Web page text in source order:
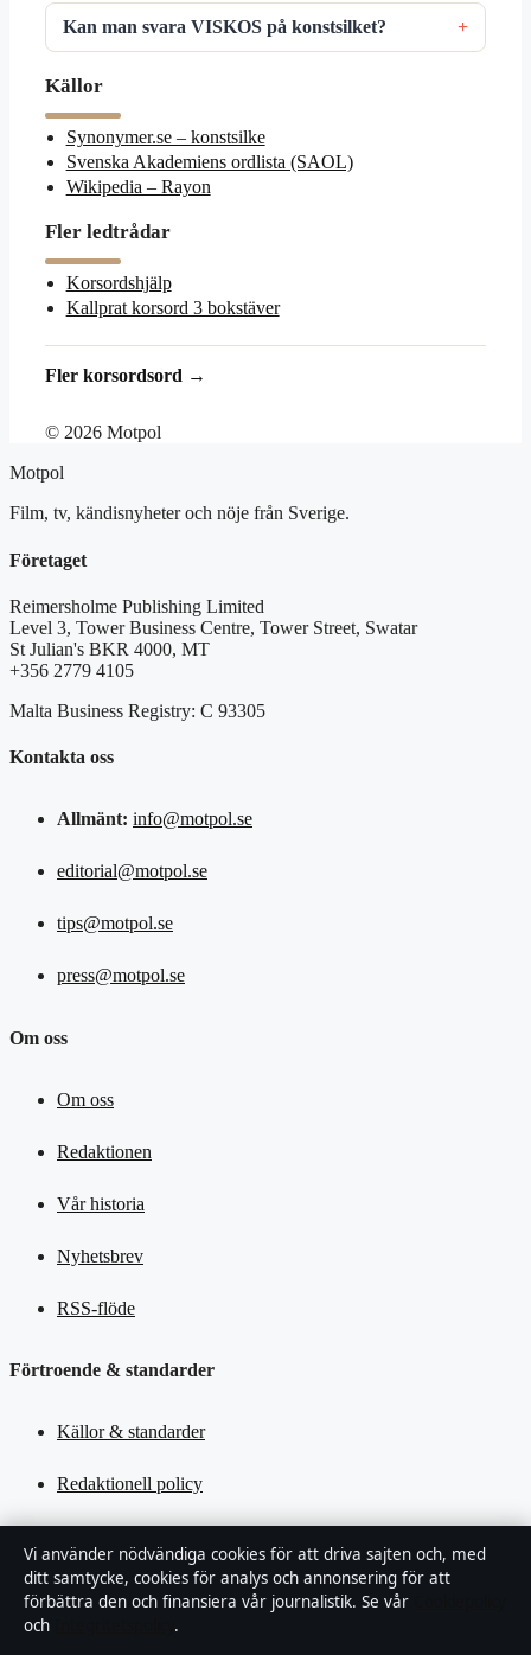
Kan man svara VISKOS på konstsilket?
Källor
Synonymer.se – konstsilke
Svenska Akademiens ordlista (SAOL)
Wikipedia – Rayon
Fler ledtrådar
Korsordshjälp
Kallprat korsord 3 bokstäver
Fler korsordsord →
© 2026 Motpol
Motpol
Film, tv, kändisnyheter och nöje från Sverige.
Företaget
Reimersholme Publishing Limited
Level 3, Tower Business Centre, Tower Street, Swatar
St Julian's BKR 4000, MT
+356 2779 4105
Malta Business Registry: C 93305
Kontakta oss
Allmänt: info@motpol.se
editorial@motpol.se
tips@motpol.se
press@motpol.se
Om oss
Om oss
Redaktionen
Vår historia
Nyhetsbrev
RSS-flöde
Förtroende & standarder
Källor & standarder
Redaktionell policy
Tillgänglighetsredogörelse
Vi använder nödvändiga cookies för att driva sajten och, med
ditt samtycke, cookies för analys och annonsering för att
förbättra den och finansiera vår journalistik. Se vår
och
.